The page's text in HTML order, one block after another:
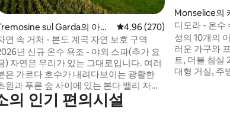
만점), 후기 255개
sul Garda의 아파
평점 4.96점(5점 만점), 후기
4.96 (270)
연 속 거처 - 본도 계곡 자연 보호 구역
년 신규 온수 욕조 - 야외 스파(추가 요
) 자연은 우리가 있는 그대로입니다. 여러
은 가르다 호수가 내려다보이는 광활한
원과 푸른 숲 사이에 있는 본다 밸리 자연
호구역에 있습니다. 인파에서 멀리 떨어
, 해발 600m 고도에 위치하고, 해변에서
Monselice의
디모라 - 온수
성의 10개의
러운 가구와
트, 더블 침실
대형 거실, 주
의 인기 편의시설